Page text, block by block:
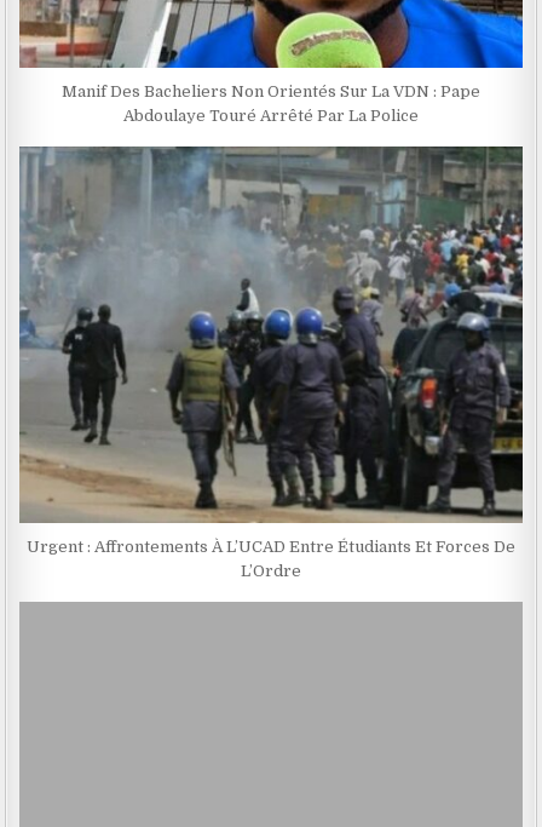
Manif Des Bacheliers Non Orientés Sur La VDN : Pape
Abdoulaye Touré Arrêté Par La Police
Urgent : Affrontements À L’UCAD Entre Étudiants Et Forces De
L’Ordre